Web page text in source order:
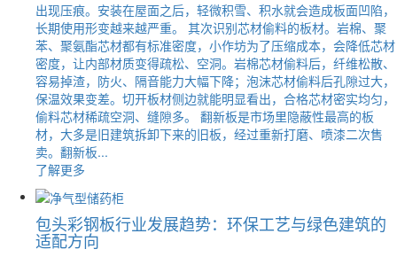
出现压痕。安装在屋面之后，轻微积雪、积水就会造成板面凹陷，
长期使用形变越来越严重。 其次识别芯材偷料的板材。岩棉、聚
苯、聚氨酯芯材都有标准密度，小作坊为了压缩成本，会降低芯材
密度，让内部材质变得疏松、空洞。岩棉芯材偷料后，纤维松散、
容易掉渣，防火、隔音能力大幅下降；泡沫芯材偷料后孔隙过大，
保温效果变差。切开板材侧边就能明显看出，合格芯材密实均匀，
偷料芯材稀疏空洞、缝隙多。 翻新板是市场里隐蔽性最高的板
材，大多是旧建筑拆卸下来的旧板，经过重新打磨、喷漆二次售
卖。翻新板...
了解更多
包头彩钢板行业发展趋势：环保工艺与绿色建筑的
适配方向